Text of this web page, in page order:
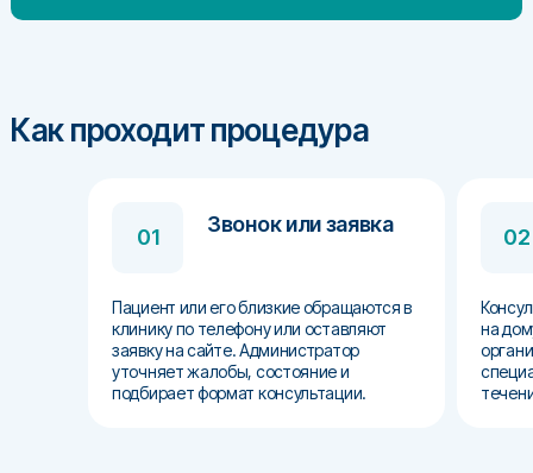
Как проходит процедура
01
Звонок или заявка
Пациент или его близкие обращаются в
клинику по телефону или оставляют
заявку на сайте. Администратор
уточняет жалобы, состояние и
подбирает формат консультации.
02
на